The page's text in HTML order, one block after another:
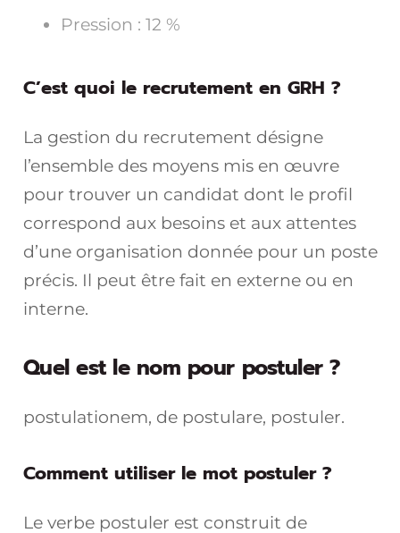
Pression : 12 %
C’est quoi le recrutement en GRH ?
La gestion du recrutement désigne
l’ensemble des moyens mis en œuvre
pour trouver un candidat dont le profil
correspond aux besoins et aux attentes
d’une organisation donnée pour un poste
précis. Il peut être fait en externe ou en
interne.
Quel est le nom pour postuler ?
postulationem, de postulare, postuler.
Comment utiliser le mot postuler ?
Le verbe postuler est construit de